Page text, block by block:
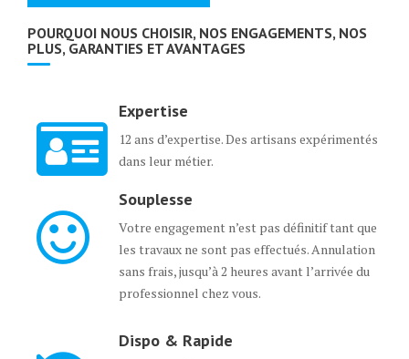
POURQUOI NOUS CHOISIR, NOS ENGAGEMENTS, NOS
PLUS, GARANTIES ET AVANTAGES
Expertise
12 ans d’expertise. Des artisans expérimentés
dans leur métier.
Souplesse
Votre engagement n’est pas définitif tant que
les travaux ne sont pas effectués. Annulation
sans frais, jusqu’à 2 heures avant l’arrivée du
professionnel chez vous.
Dispo & Rapide